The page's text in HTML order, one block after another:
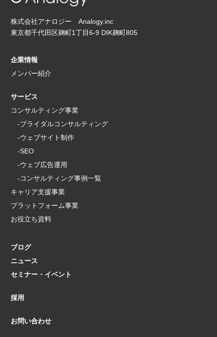
株式会社アナロジー Analogy.inc
東京都千代田区麹町1丁目6-9 DIK麹町805
企業情報
メンバー紹介
サービス
コンサルティング事業
-ブライダルコンサルティング
-ウェブサイト制作
-SEO
-ウェブ広告運用
-コンサルティング事例一覧
キャリア支援事業
プラットフォーム事業
お役立ち資料
ブログ
ニュース
セミナー・イベント
採用
お問い合わせ